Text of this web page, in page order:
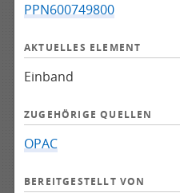
PPN600749800
AKTUELLES ELEMENT
Einband
ZUGEHÖRIGE QUELLEN
OPAC
BEREITGESTELLT VON